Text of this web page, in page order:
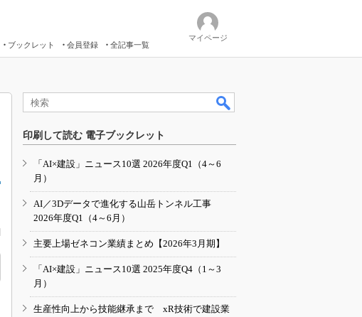
ブックレット 会員登録 全記事一覧
マイページ
印刷して読む 電子ブックレット
「AI×建設」ニュース10選 2026年度Q1（4～6
月）
AI／3Dデータで進化する山岳トンネル工事
2026年度Q1（4～6月）
主要上場ゼネコン業績まとめ【2026年3月期】
「AI×建設」ニュース10選 2025年度Q4（1～3
月）
生産性向上から技能継承まで xR技術で建設業